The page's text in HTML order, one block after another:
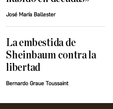
José María Ballester
La embestida de
Sheinbaum contra la
libertad
Bernardo Graue Toussaint